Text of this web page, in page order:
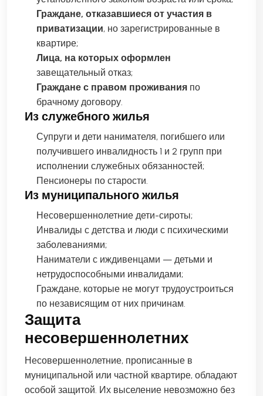
Граждане, отказавшиеся от участия в
приватизации, но зарегистрированные в
квартире;
Лица, на которых оформлен
завещательный отказ;
Граждане с правом проживания по
брачному договору.
Из служебного жилья
Супруги и дети нанимателя, погибшего или
получившего инвалидность 1 и 2 групп при
исполнении служебных обязанностей;
Пенсионеры по старости.
Из муниципального жилья
Несовершеннолетние дети-сироты;
Инвалиды с детства и люди с психическими
заболеваниями;
Наниматели с иждивенцами — детьми и
нетрудоспособными инвалидами;
Граждане, которые не могут трудоустроиться
по независящим от них причинам.
Защита
несовершеннолетних
Несовершеннолетние, прописанные в
муниципальной или частной квартире, обладают
особой защитой. Их выселение невозможно без